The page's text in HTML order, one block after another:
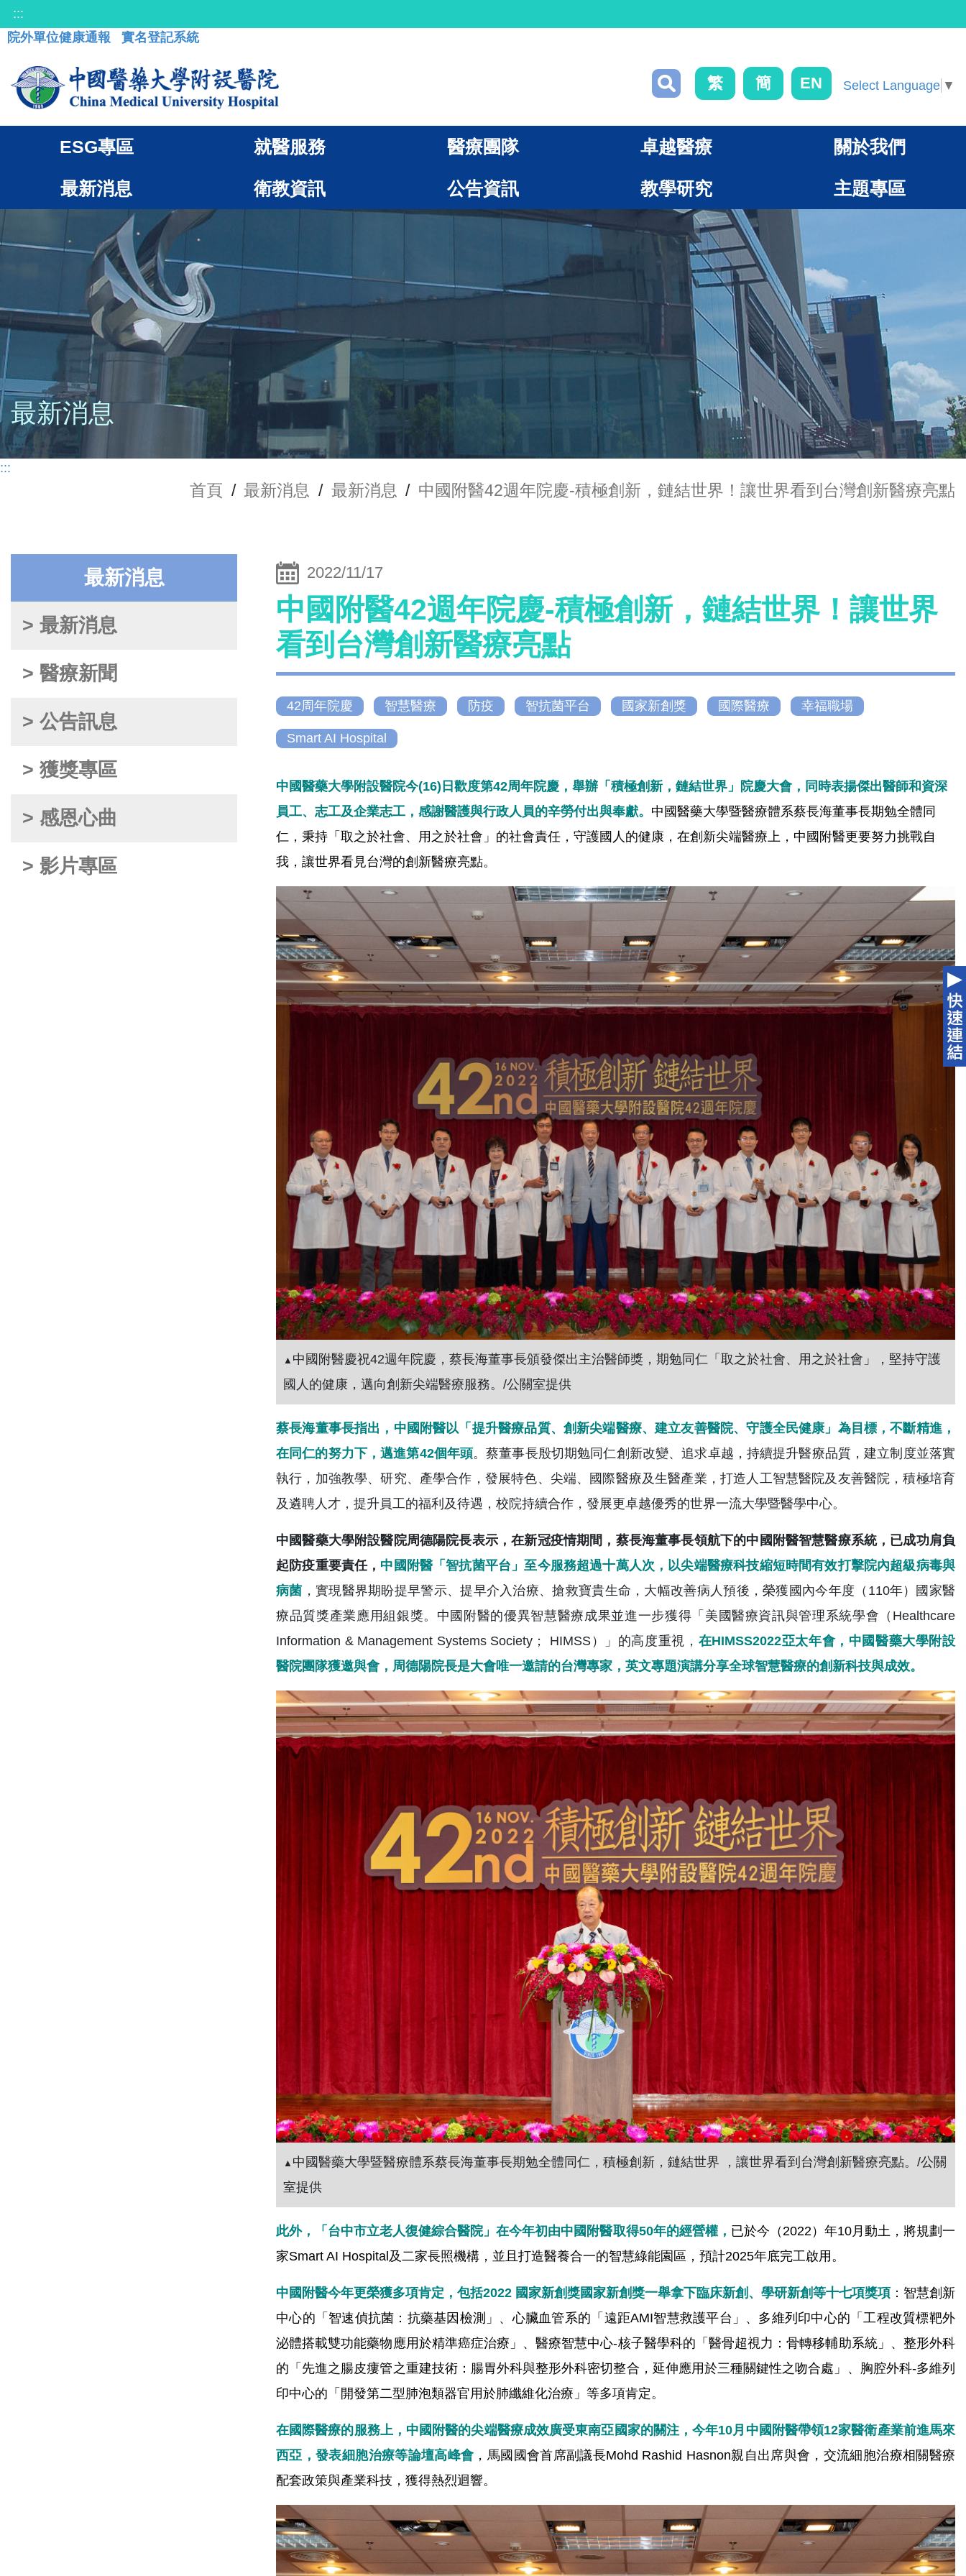
:::
院外單位健康通報
實名登記系統
繁 簡 EN Select Language ▼
ESG專區 就醫服務 醫療團隊 卓越醫療 關於我們
最新消息 衛教資訊 公告資訊 教學研究 主題專區
最新消息
:::
首頁 / 最新消息 / 最新消息 / 中國附醫42週年院慶-積極創新，鏈結世界！讓世界看到台灣創新醫療亮點
最新消息
> 最新消息
> 醫療新聞
> 公告訊息
> 獲獎專區
> 感恩心曲
> 影片專區
2022/11/17
中國附醫42週年院慶-積極創新，鏈結世界！讓世界
看到台灣創新醫療亮點
42周年院慶 智慧醫療 防疫 智抗菌平台 國家新創獎 國際醫療 幸福職場
Smart AI Hospital
中國醫藥大學附設醫院今(16)日歡度第42周年院慶，舉辦「積極創新，鏈結世界」院慶大會，同時表揚傑出醫師和資深
員工、志工及企業志工，感謝醫護與行政人員的辛勞付出與奉獻。 中國醫藥大學暨醫療體系蔡長海董事長期勉全體同
仁，秉持「取之於社會、用之於社會」的社會責任，守護國人的健康，在創新尖端醫療上，中國附醫更要努力挑戰自
我，讓世界看見台灣的創新醫療亮點。
▲ 中國附醫慶祝42週年院慶，蔡長海董事長頒發傑出主治醫師獎，期勉同仁「取之於社會、用之於社會」，堅持守護
國人的健康，邁向創新尖端醫療服務。/公關室提供
蔡長海董事長指出，中國附醫以「提升醫療品質、創新尖端醫療、建立友善醫院、守護全民健康」為目標，不斷精進，
在同仁的努力下，邁進第42個年頭。蔡董事長殷切期勉同仁創新改變、追求卓越，持續提升醫療品質，建立制度並落實
執行，加強教學、研究、產學合作，發展特色、尖端、國際醫療及生醫產業，打造人工智慧醫院及友善醫院，積極培育
及遴聘人才，提升員工的福利及待遇，校院持續合作，發展更卓越優秀的世界一流大學暨醫學中心。
中國醫藥大學附設醫院周德陽院長表示，在新冠疫情期間，蔡長海董事長領航下的中國附醫智慧醫療系統，已成功肩負
起防疫重要責任， 中國附醫「智抗菌平台」至今服務超過十萬人次，以尖端醫療科技縮短時間有效打擊院內超級病毒與
病菌 ，實現醫界期盼提早警示、提早介入治療、搶救寶貴生命，大幅改善病人預後，榮獲國內今年度（110年）國家醫
療品質獎產業應用組銀獎。中國附醫的優異智慧醫療成果並進一步獲得「美國醫療資訊與管理系統學會（Healthcare
Information & Management Systems Society； HIMSS）」的高度重視， 在HIMSS2022亞太年會，中國醫藥大學附設
醫院團隊獲邀與會，周德陽院長是大會唯一邀請的台灣專家，英文專題演講分享全球智慧醫療的創新科技與成效。
▲ 中國醫藥大學暨醫療體系蔡長海董事長期勉全體同仁，積極創新，鏈結世界 ，讓世界看到台灣創新醫療亮點。/公關
室提供
此外，「台中市立老人復健綜合醫院」在今年初由中國附醫取得50年的經營權， 已於今（2022）年10月動土，將規劃一
家Smart AI Hospital及二家長照機構，並且打造醫養合一的智慧綠能園區，預計2025年底完工啟用。
中國附醫今年更榮獲多項肯定，包括2022 國家新創獎國家新創獎一舉拿下臨床新創、學研新創等十七項獎項 ：智慧創新
中心的「智速偵抗菌：抗藥基因檢測」、心臟血管系的「遠距AMI智慧救護平台」、多維列印中心的「工程改質標靶外
泌體搭載雙功能藥物應用於精準癌症治療」、醫療智慧中心-核子醫學科的「醫骨超視力：骨轉移輔助系統」、整形外科
的「先進之腸皮瘻管之重建技術：腸胃外科與整形外科密切整合，延伸應用於三種關鍵性之吻合處」、胸腔外科-多維列
印中心的「開發第二型肺泡類器官用於肺纖維化治療」等多項肯定。
在國際醫療的服務上，中國附醫的尖端醫療成效廣受東南亞國家的關注，今年10月中國附醫帶領12家醫衛產業前進馬來
西亞，發表細胞治療等論壇高峰會，馬國國會首席副議長Mohd Rashid Hasnon親自出席與會，交流細胞治療相關醫療
配套政策與產業科技，獲得熱烈迴響。